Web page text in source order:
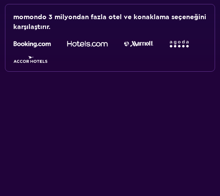
momondo 3 milyondan fazla otel ve konaklama seçeneğini
karşılaştırır.